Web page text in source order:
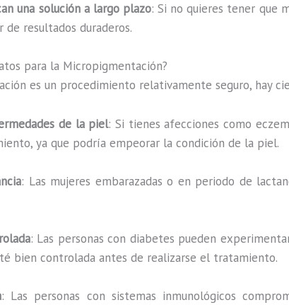
una solución a largo plazo: Si no quieres tener que
resultados duraderos.
para la Micropigmentación?
es un procedimiento relativamente seguro, hay
de la piel: Si tienes afecciones como
ya que podría empeorar la condición de la piel.
: Las mujeres embarazadas o en periodo de
: Las personas con diabetes pueden
bien controlada antes de realizarse el tratamiento.
: Las personas con sistemas inmunológicos